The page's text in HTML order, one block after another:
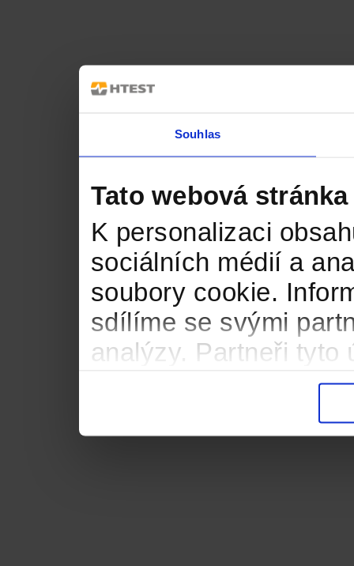
Souhlas
Tato webová
K personalizaci
sociálních médií a
soubory cookie.
sdílíme se svými
analýzy. Partneři tyto
informacemi, které